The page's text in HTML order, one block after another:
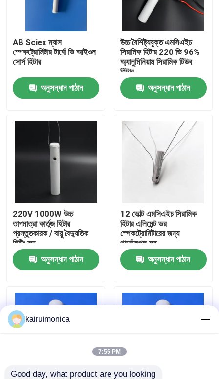
বাড়ি
আমাদের সম্পর্কে
কারখানা ভ্রমণ
যোগাযোগ করুন
উদ্ধৃতির জন্য আবেদন
AB Sciex ম্যাস
স্পেকট্রোমিটার টার্বো ভি আইওন
সোর্স হিটার
অনুসন্ধান পাঠান
উচ্চ বৈশিষ্ট্যযুক্ত এমসিএইচ
সিরামিক হিটার 220 ভি 96%
অ্যালুমিনিয়াম সিরামিক টিউব
হিটার
অনুসন্ধান পাঠান
220V 1000W উচ্চ
তাপমাত্রা কার্তুজ হিটার
প্রস্তুতকারক / বায়ু বৈদ্যুতিক
হিটিং রড
অনুসন্ধান পাঠান
12 ভোল্ট এমসিএইচ সিরামিক
হিটার এলিমেন্ট ভর
স্পেকট্রোমিটারের জন্য
থার্মোকপল সহ
অনুসন্ধান পাঠান
kairuimonica
7:55 PM
Good day, what product are you looking